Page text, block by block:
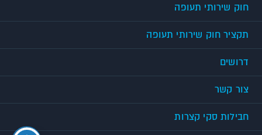
חוק שירותי תעופה
תקציר חוק שירותי תעופה
דרושים
צור קשר
חבילות סקי קצרות